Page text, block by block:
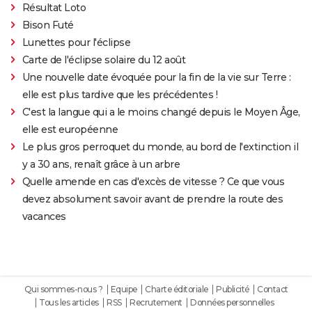
Résultat Loto
Bison Futé
Lunettes pour l'éclipse
Carte de l'éclipse solaire du 12 août
Une nouvelle date évoquée pour la fin de la vie sur Terre :
elle est plus tardive que les précédentes !
C'est la langue qui a le moins changé depuis le Moyen Âge,
elle est européenne
Le plus gros perroquet du monde, au bord de l'extinction il
y a 30 ans, renaît grâce à un arbre
Quelle amende en cas d'excès de vitesse ? Ce que vous
devez absolument savoir avant de prendre la route des
vacances
Qui sommes-nous ? Equipe Charte éditoriale Publicité
Contact
Tous les articles
RSS Recrutement
Données personnelles